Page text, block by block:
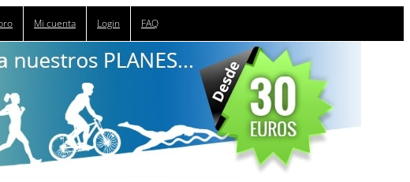
Mi cuenta Login FAQ